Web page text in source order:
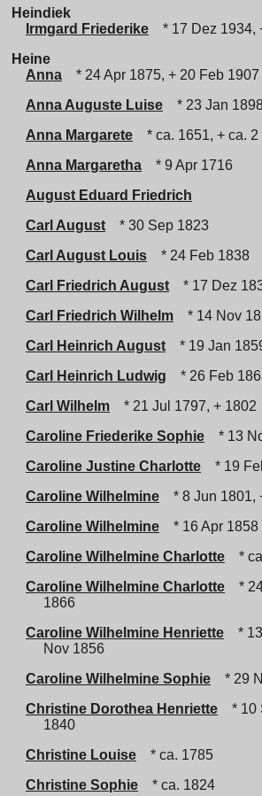
Heindiek
Irmgard Friederike
* 17 Dez 1934,
Heine
Anna
* 24 Apr 1875, + 20 Feb 1907
Anna Auguste Luise
* 23 Jan
Anna Margarete
* ca. 1651, + ca.
Anna Margaretha
* 9 Apr 1716
August Eduard Friedrich
Carl August
* 30 Sep 1823
Carl August Louis
* 24 Feb 1838
Carl Friedrich August
* 17 Dez
Carl Friedrich Wilhelm
* 14 Nov
Carl Heinrich August
* 19 Jan
Carl Heinrich Ludwig
* 26 Feb
Carl Wilhelm
* 21 Jul 1797, + 1802
Caroline Friederike Sophie
* 13
Caroline Justine Charlotte
* 19
Caroline Wilhelmine
* 8 Jun 1801,
Caroline Wilhelmine
* 16 Apr 1858
Caroline Wilhelmine Charlotte
*
Caroline Wilhelmine Charlotte
*
1866
Caroline Wilhelmine Henriette
*
Nov 1856
Caroline Wilhelmine Sophie
* 29
Christine Dorothea Henriette
* 10
1840
Christine Louise
* ca. 1785
Christine Sophie
* ca. 1824